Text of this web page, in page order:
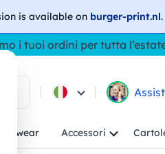
is available on burger-print.nl.
i tuoi ordini per tutta
Accessori